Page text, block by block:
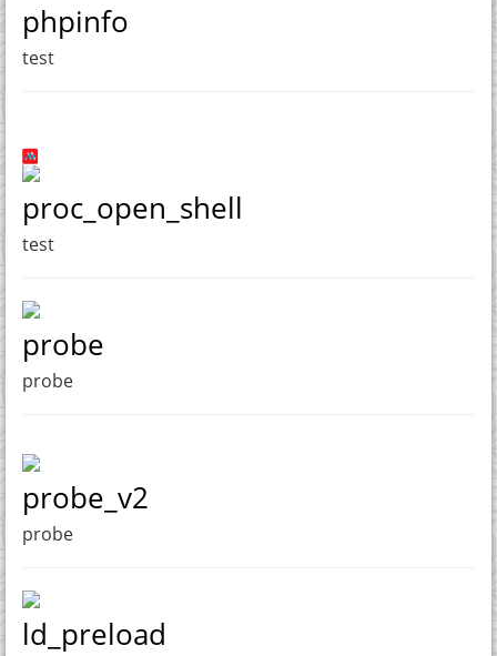
phpinfo
test
proc_open_shell
test
probe
probe
probe_v2
probe
ld_preload